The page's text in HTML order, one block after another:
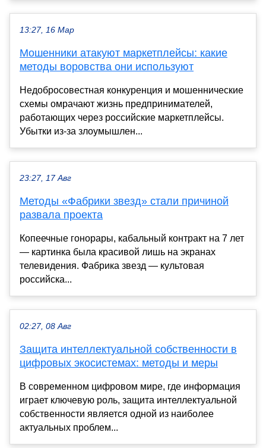
13:27, 16 Мар
Мошенники атакуют маркетплейсы: какие
методы воровства они используют
Недобросовестная конкуренция и мошеннические
схемы омрачают жизнь предпринимателей,
работающих через российские маркетплейсы.
Убытки из-за злоумышлен...
23:27, 17 Авг
Методы «Фабрики звезд» стали причиной
развала проекта
Копеечные гонорары, кабальный контракт на 7 лет
— картинка была красивой лишь на экранах
телевидения. Фабрика звезд — культовая
российска...
02:27, 08 Авг
Защита интеллектуальной собственности в
цифровых экосистемах: методы и меры
В современном цифровом мире, где информация
играет ключевую роль, защита интеллектуальной
собственности является одной из наиболее
актуальных проблем...